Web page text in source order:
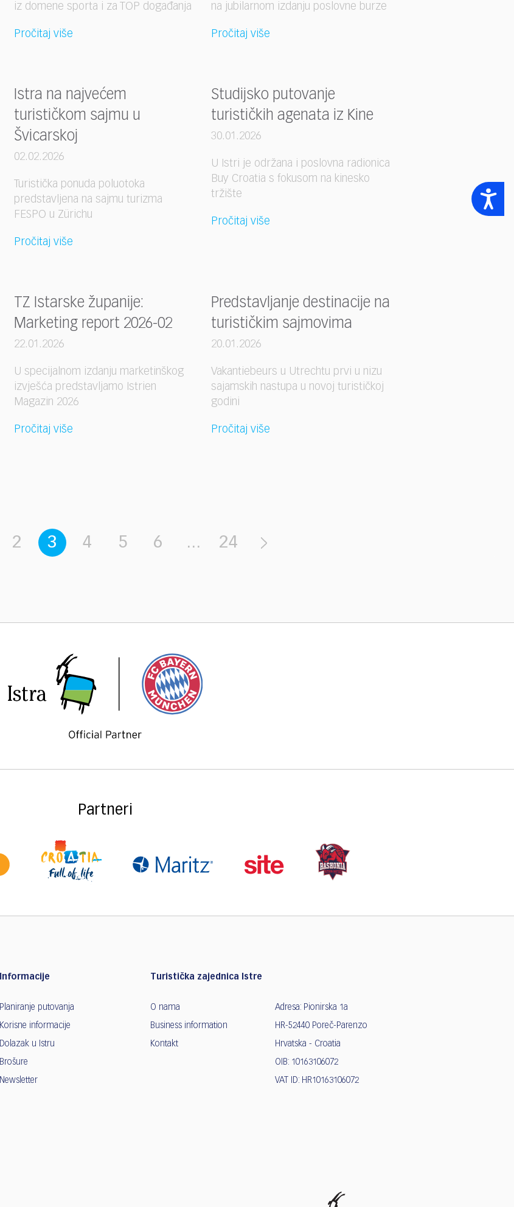
Accessibility
iz domene sporta i za TOP događanja
Pročitaj više
na jubilarnom izdanju poslovne burze
Pročitaj više
Istra na najvećem
turističkom sajmu u
Švicarskoj
02.02.2026
Turistička ponuda poluotoka
predstavljena na sajmu turizma
FESPO u Zürichu
Pročitaj više
Studijsko putovanje
turističkih agenata iz Kine
30.01.2026
U Istri je održana i poslovna radionica
Buy Croatia s fokusom na kinesko
tržište
Pročitaj više
TZ Istarske županije:
Marketing report 2026-02
22.01.2026
U specijalnom izdanju marketinškog
izvješća predstavljamo Istrien
Magazin 2026
Pročitaj više
Predstavljanje destinacije na
turističkim sajmovima
20.01.2026
Vakantiebeurs u Utrechtu prvi u nizu
sajamskih nastupa u novoj turističkoj
godini
Pročitaj više
2 3 4 5 6 ... 24
Partneri
Informacije
Planiranje putovanja
Korisne informacije
Dolazak u Istru
Brošure
Newsletter
Turistička zajednica Istre
O nama
Business information
Kontakt
Adresa: Pionirska 1a
HR-52440 Poreč-Parenzo
Hrvatska - Croatia
OIB: 10163106072
VAT ID: HR10163106072